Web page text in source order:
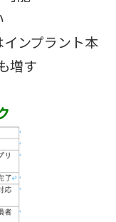
ンプラント本
増す